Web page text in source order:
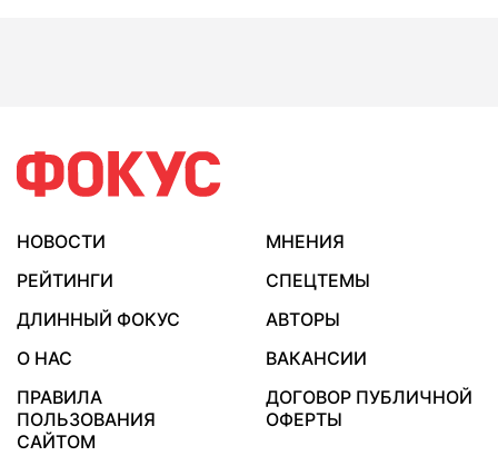
НОВОСТИ
МНЕНИЯ
РЕЙТИНГИ
СПЕЦТЕМЫ
ДЛИННЫЙ ФОКУС
АВТОРЫ
О НАС
ВАКАНСИИ
ПРАВИЛА
ПОЛЬЗОВАНИЯ
САЙТОМ
ДОГОВОР ПУБЛИЧНОЙ
ОФЕРТЫ